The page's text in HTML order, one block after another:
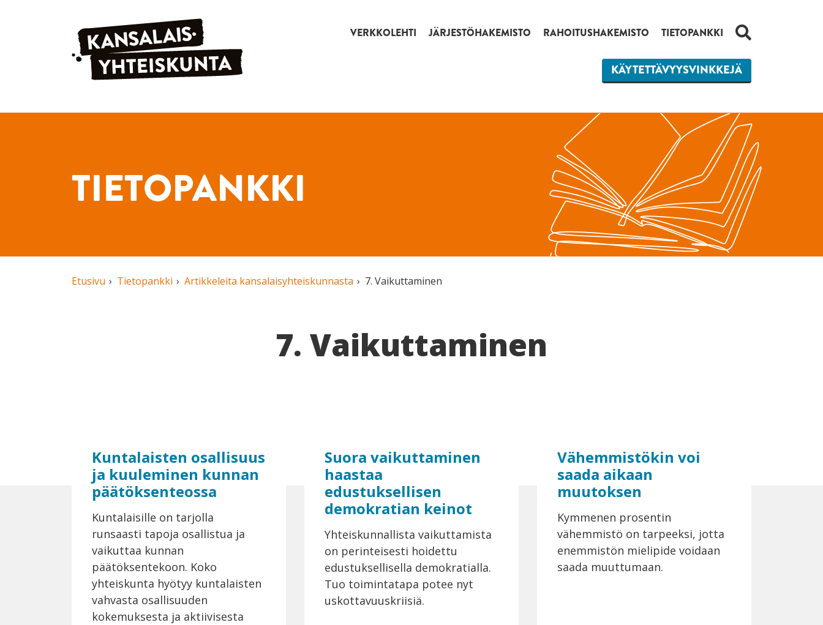
Siirry sisältöön VERKKOLEHTI JÄRJESTÖHAKEMISTO RAHOITUSHAKEMISTO TIETOPANKKI HAKU
KÄYTETTÄVYYSVINKKEJÄ
TIETOPANKKI
Etusivu Tietopankki Artikkeleita kansalais­yhteiskunnasta 7. Vaikuttaminen
7. Vaikuttaminen
Kuntalaisten osallisuus
ja kuuleminen kunnan
päätöksenteossa
Kuntalaisille on tarjolla
runsaasti tapoja osallistua ja
vaikuttaa kunnan
päätöksentekoon. Koko
yhteiskunta hyötyy kuntalaisten
vahvasta osallisuuden
kokemuksesta ja aktiivisesta
Suora vaikuttaminen
haastaa
edustuksellisen
demokratian keinot
Yhteiskunnallista vaikuttamista
on perinteisesti hoidettu
edustuksellisella demokratialla.
Tuo toimintatapa potee nyt
uskottavuuskriisiä.
Vähemmistökin voi
saada aikaan
muutoksen
Kymmenen prosentin
vähemmistö on tarpeeksi, jotta
enemmistön mielipide voidaan
saada muuttumaan.